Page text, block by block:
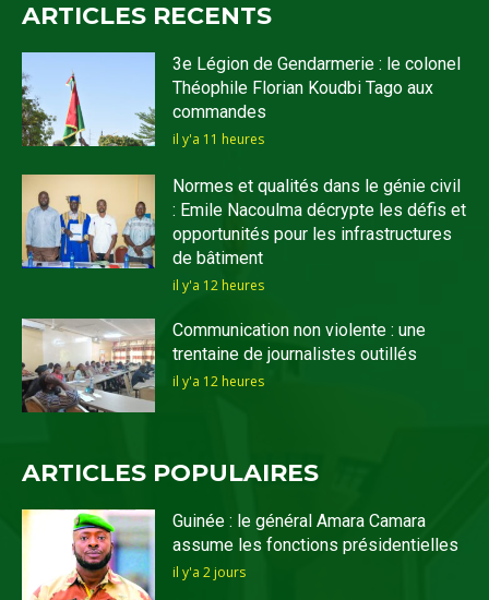
ARTICLES RECENTS
3e Légion de Gendarmerie : le colonel
Théophile Florian Koudbi Tago aux
commandes
il y'a 11 heures
Normes et qualités dans le génie civil
: Emile Nacoulma décrypte les défis et
opportunités pour les infrastructures
de bâtiment
il y'a 12 heures
Communication non violente : une
trentaine de journalistes outillés
il y'a 12 heures
ARTICLES POPULAIRES
Guinée : le général Amara Camara
assume les fonctions présidentielles
il y'a 2 jours